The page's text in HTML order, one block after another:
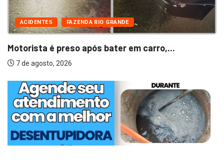
ACIDENTES FAZENDA RIO GRANDE
Motorista é preso após bater em carro,...
7 de agosto, 2026